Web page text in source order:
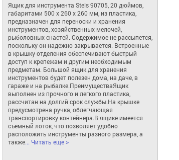
Ящик для инструмента Stels 90705, 20 дюймов,
габаритами 500 х 260 х 260 мм, из пластика,
предназначен для переноски и хранения
инструментов, хозяйственных мелочей,
рыболовных снастей. Содержимое не рассыпется,
поскольку он надежно закрывается. Встроенные
в крышку отделения обеспечивают быстрый
доступ к крепежам и другим необходимым
предметам. Большой ящик для хранения
инструментов будет полезен дома, на даче, в
гараже и на рыбалке.ПреимуществаЯщик
выполнен из прочного и легкого пластика,
рассчитан на долгий срок службы.На крышке
предусмотрена ручка, облегчающая
транспортировку контейнера.В ящике имеется
съемный лоток, что позволяет удобно
расположить инструменты разного размера, а
также... Читать еще >